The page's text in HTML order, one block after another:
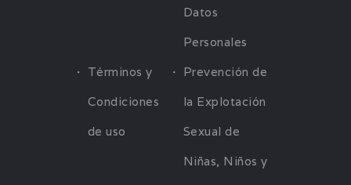
Datos
Personales
Términos y
Condiciones
de uso
Prevención de
la Explotación
Sexual de
Niñas, Niños y